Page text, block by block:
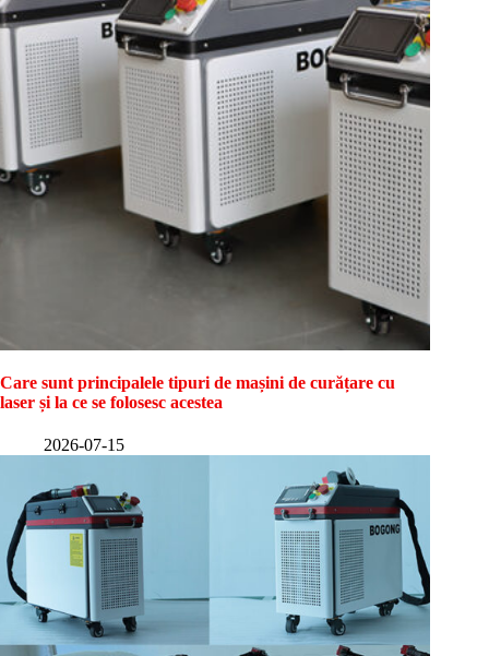
Care sunt principalele tipuri de mașini de curățare cu
laser și la ce se folosesc acestea
2026-07-15